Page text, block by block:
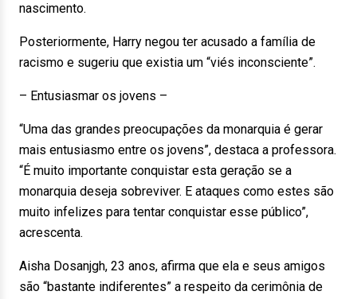
nascimento.
Posteriormente, Harry negou ter acusado a família de
racismo e sugeriu que existia um “viés inconsciente”.
– Entusiasmar os jovens –
“Uma das grandes preocupações da monarquia é gerar
mais entusiasmo entre os jovens”, destaca a professora.
“É muito importante conquistar esta geração se a
monarquia deseja sobreviver. E ataques como estes são
muito infelizes para tentar conquistar esse público”,
acrescenta.
Aisha Dosanjgh, 23 anos, afirma que ela e seus amigos
são “bastante indiferentes” a respeito da cerimônia de